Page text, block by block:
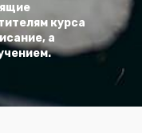
курса
а